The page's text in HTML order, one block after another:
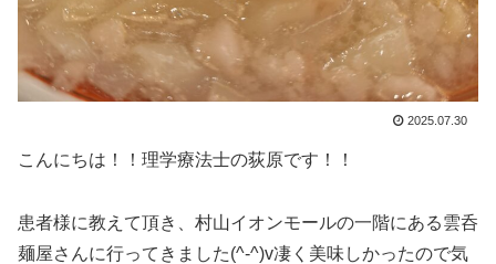
2025.07.30
こんにちは！！理学療法士の荻原です！！
患者様に教えて頂き、村山イオンモールの一階にある雲呑
麺屋さんに行ってきました(^-^)v凄く美味しかったので気